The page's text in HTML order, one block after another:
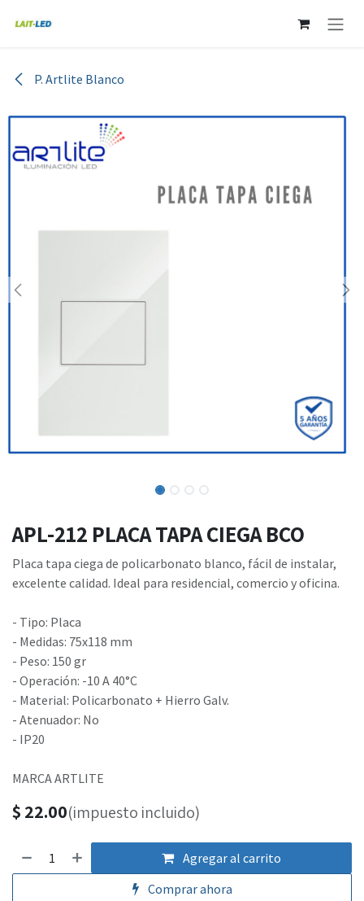
P. Artlite Blanco
APL-212 PLACA TAPA CIEGA BCO
Placa tapa ciega de policarbonato blanco, fácil de instalar,
excelente calidad. Ideal para residencial, comercio y oficina.
- Tipo: Placa
- Medidas: 75x118 mm
- Peso: 150 gr
- Operación: -10 A 40°C
- Material: Policarbonato + Hierro Galv.
- Atenuador: No
- IP20
MARCA ARTLITE
$ 22.00(impuesto incluido)
Agregar al carrito
Comprar ahora